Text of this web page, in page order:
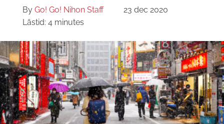
By Go! Go! Nihon Staff
23 dec 2020
Lästid: 4 minutes